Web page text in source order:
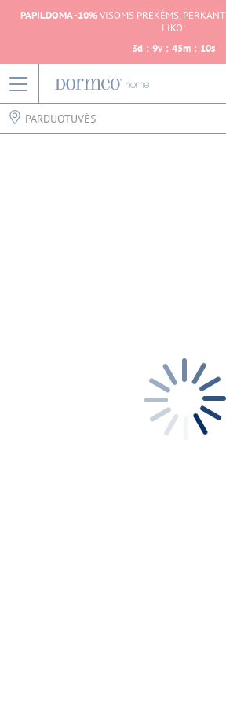
PAPILDOMA -10%VISOMS PREKĖMS, PERKANT
LIKO:
3d : 9v : 45m : 10s
PARDUOTUVĖS